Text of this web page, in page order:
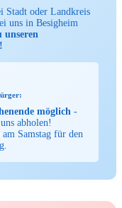
Stadt oder Landkreis
uns in Besigheim
unseren
möglich -
abholen!
am Samstag für den